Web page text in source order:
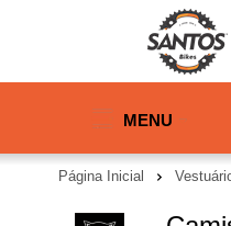
MENU
Página Inicial